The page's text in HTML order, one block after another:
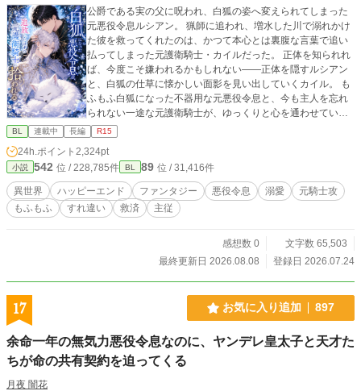
公爵である実の父に呪われ、白狐の姿へ変えられてしまった
元悪役令息ルシアン。 猟師に追われ、増水した川で溺れかけ
た彼を救ってくれたのは、かつて本心とは裏腹な言葉で追い
払ってしまった元護衛騎士・カイルだった。 正体を知られれ
ば、今度こそ嫌われるかもしれない――正体を隠すルシアン
と、白狐の仕草に懐かしい面影を見い出していくカイル。 も
ふもふ白狐になった不器用な元悪役令息と、今も主人を忘れ
られない一途な元護衛騎士が、ゆっくりと心を通わせていく
再会・溺愛ファンタジーBLです。 ※表紙や校正に生成AIを使
用しています。
BL 連載中 長編 R15
24h.ポイント 2,324pt
小説 542 位 / 228,785件 BL 89 位 / 31,416件
異世界 ハッピーエンド ファンタジー 悪役令息 溺愛
元騎士攻
もふもふ
すれ違い 救済 主従
感想数 0
文字数 65,503
最終更新日 2026.08.08
登録日 2026.07.24
17 お気に入り追加 897
余命一年の無気力悪役令息なのに、ヤンデレ皇太子と天才た
ちが命の共有契約を迫ってくる
月夜 闇花